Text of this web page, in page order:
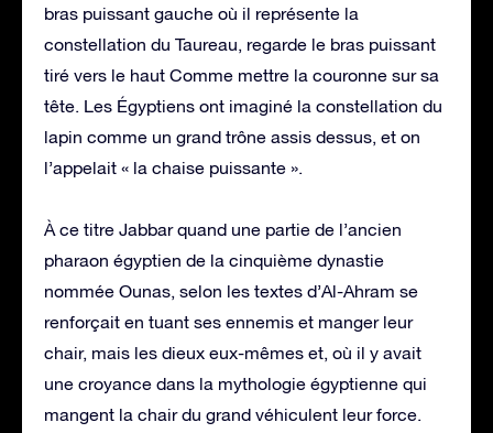
bras puissant gauche où il représente la
constellation du Taureau, regarde le bras puissant
tiré vers le haut Comme mettre la couronne sur sa
tête. Les Égyptiens ont imaginé la constellation du
lapin comme un grand trône assis dessus, et on
l’appelait « la chaise puissante ».
À ce titre Jabbar quand une partie de l’ancien
pharaon égyptien de la cinquième dynastie
nommée Ounas, selon les textes d’Al-Ahram se
renforçait en tuant ses ennemis et manger leur
chair, mais les dieux eux-mêmes et, où il y avait
une croyance dans la mythologie égyptienne qui
mangent la chair du grand véhiculent leur force.